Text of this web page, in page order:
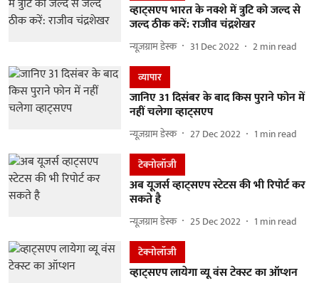
व्हाट्सएप भारत के नक्शे में त्रुटि को जल्द से
जल्द ठीक करें: राजीव चंद्रशेखर
न्यूज़ग्राम डेस्क 31 Dec 2022 2min read
व्यापार
जानिए 31 दिसंबर के बाद किस पुराने फोन में
नहीं चलेगा व्हाट्सएप
न्यूज़ग्राम डेस्क 27 Dec 2022 1 min read
टेक्नोलॉजी
अब यूजर्स व्हाट्सएप स्टेटस की भी रिपोर्ट कर
सकते है
न्यूज़ग्राम डेस्क 25 Dec 2022 1 min read
टेक्नोलॉजी
व्हाट्सएप लायेगा व्यू वंस टेक्स्ट का ऑप्शन